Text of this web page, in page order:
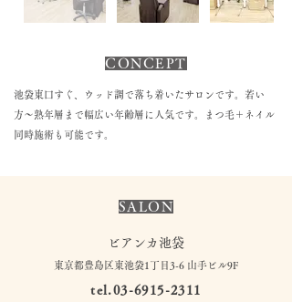
CONCEPT
池袋東口すぐ、ウッド調で落ち着いたサロンです。若い
方〜熟年層まで幅広い年齢層に人気です。まつ毛＋ネイル
同時施術も可能です。
SALON
ビアンカ池袋
東京都豊島区東池袋1丁目3-6 山手ビル9F
tel.03-6915-2311